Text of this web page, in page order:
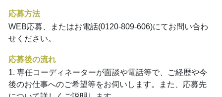
応募方法
WEB応募、またはお電話(0120-809-606)にてお問い合わ
せください。
応募後の流れ
1. 専任コーディネーターが面談や電話等で、ご経歴や今
後のお仕事へのご希望等をお伺いします。また、応募先